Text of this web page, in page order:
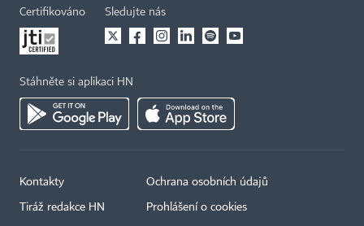
Certifikováno Sledujte nás
Stáhněte si aplikaci HN
Kontakty
Tiráž redakce HN
Ochrana osobních údajů
Prohlášení o cookies